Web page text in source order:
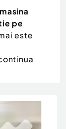
pe
este